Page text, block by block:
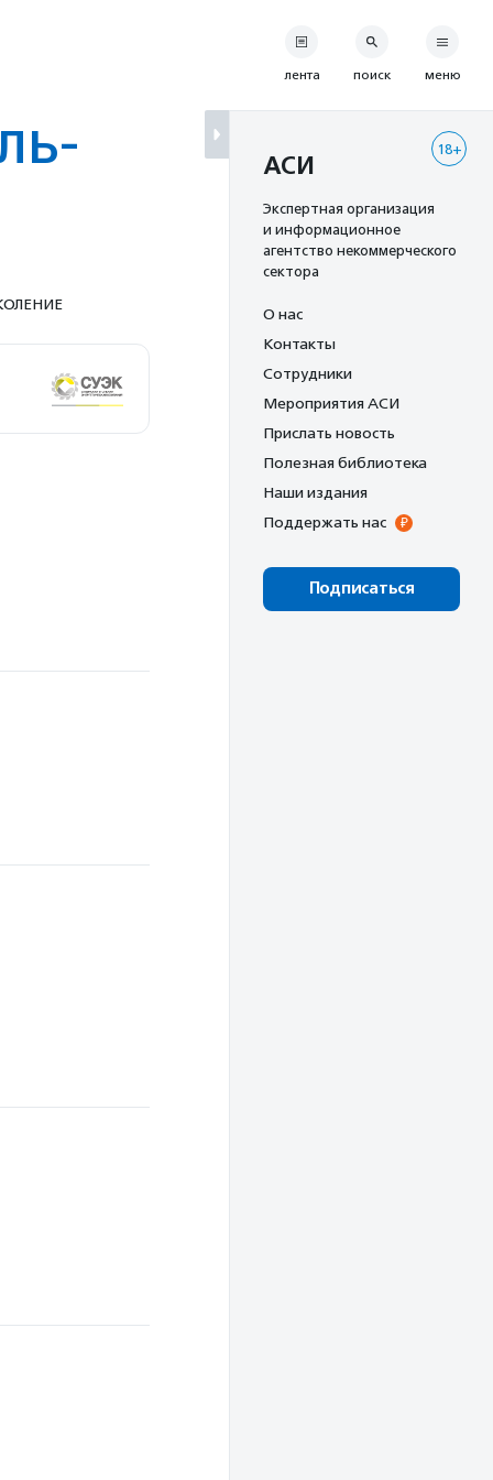
лента поиск меню
18+
АСИ
Экспертная организация
и информационное
агентство некоммерческого
сектора
О нас
Контакты
Сотрудники
Мероприятия АСИ
Прислать новость
Полезная библиотека
Наши издания
Поддержать нас
Подписаться